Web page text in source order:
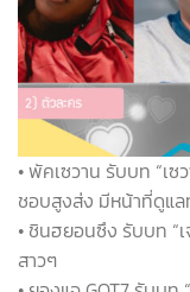
• พัคเซวาน รับบท “เ
ชอบสูงส่ง มีหน้าที่ดูแ
• ชินฮยอนซึง รับบท “
สาวๆ